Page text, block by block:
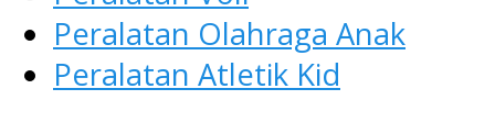
Peralatan Olahraga Anak
Peralatan Atletik Kid